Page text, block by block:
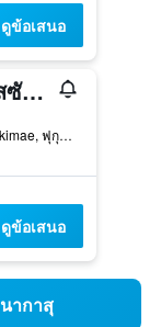
ดูข้อเสนอ
เดอะบลอสซัม ฮากาตะ พรีเมียร์
2-8-12 Hakataekimae, ฟุกุโอกะ, ญี่ปุ่น
ดูข้อเสนอ
ากาสุ